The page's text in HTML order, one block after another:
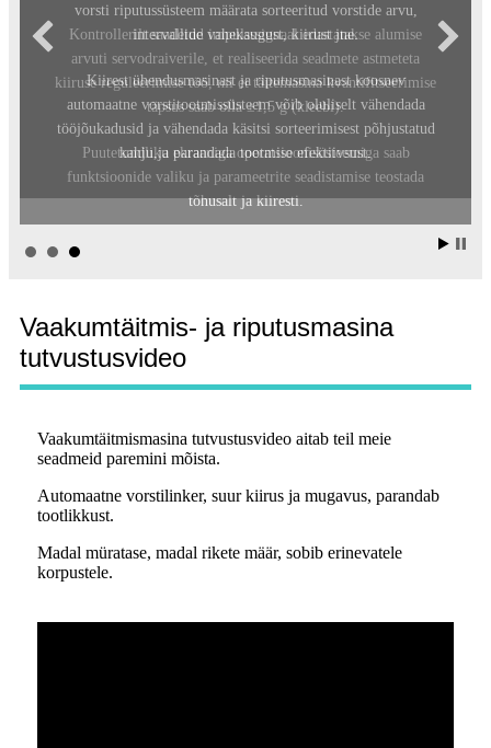
vorsti riputussüsteem määrata sorteeritud vorstide arvu,
intervallide vahekaugust, kiirust jne.
Kiirest ühendusmasinast ja riputusmasinast koosnev
automaatne vorstitootmissüsteem võib oluliselt vähendada
tööjõukadusid ja vähendada käsitsi sorteerimisest põhjustatud
kahju,ja parandada tootmise efektiivsust.
tutvustusvideo
seadmeid paremini mõista.
Automaatne vorstilinker, suur kiirus ja mugavus, parandab
tootlikkust.
Madal müratase, madal rikete määr, sobib erinevatele
korpustele.